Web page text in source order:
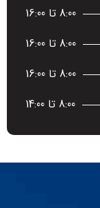
8:00 تا 16:00
8:00 تا 16:00
8:00 تا 16:00
8:00 تا 14:00